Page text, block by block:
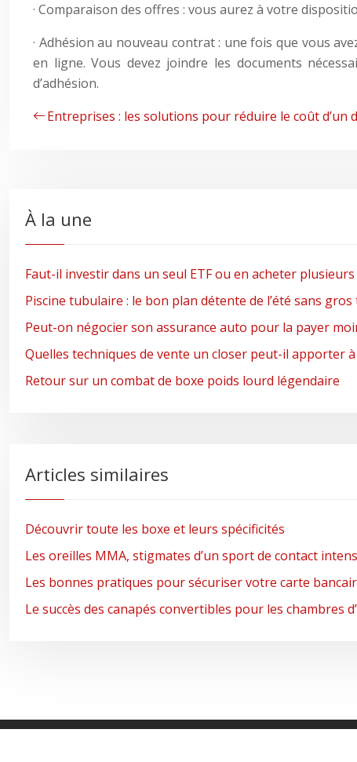
· Comparaison des offres : vous aurez à votre
· Adhésion au nouveau contrat : une fois que vous
en ligne. Vous devez joindre les documents
d’adhésion.
Entreprises : les solutions pour réduire le coût
À la une
Faut-il investir dans un seul ETF ou en acheter plusieurs
Piscine tubulaire : le bon plan détente de l’été sans
Peut-on négocier son assurance auto pour la payer
Quelles techniques de vente un closer peut-il apporter
Retour sur un combat de boxe poids lourd légendaire
Articles similaires
Découvrir toute les boxe et leurs spécificités
Les oreilles MMA, stigmates d’un sport de contact
Les bonnes pratiques pour sécuriser votre carte
Le succès des canapés convertibles pour les chambres